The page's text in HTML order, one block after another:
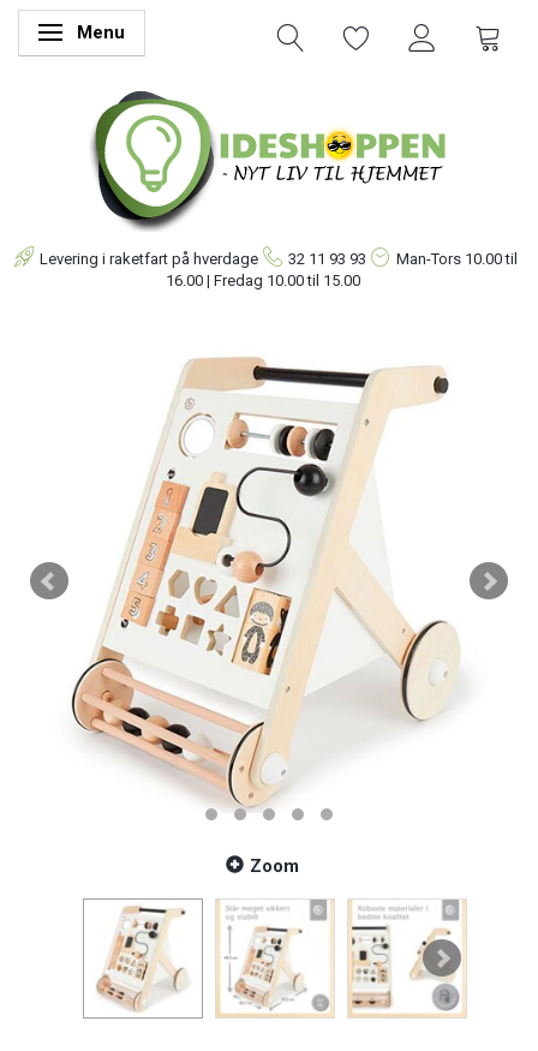
Skifte navigation
Menu
Levering i raketfart på hverdage 32 11 93 93 Man-Tors 10.00 til
16.00 | Fredag 10.00 til 15.00
Zoom